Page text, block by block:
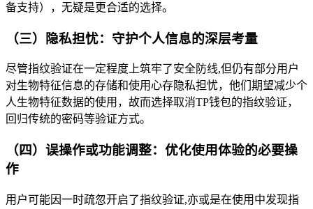
备支持），无疑是更合适的选择。
（三）隐私担忧：守护个人信息的深层考量
尽管指纹验证在一定程度上筑牢了安全防线,但仍有部分用户
对生物特征信息的存储和使用心存隐私担忧，他们期望减少个
人生物特征数据的使用，故而选择取消TP钱包的指纹验证，
回归传统的密码等验证方式。
（四）误操作或功能调整：优化使用体验的必要操
作
用户可能因一时疏忽开启了指纹验证,亦或是在使用中发现指